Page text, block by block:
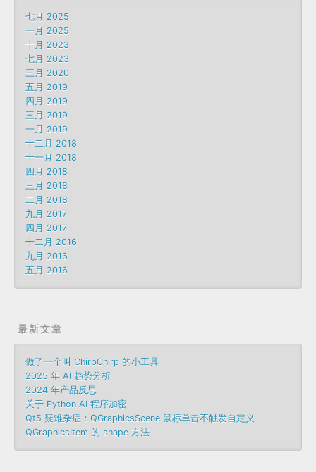
七月 2025
一月 2025
十月 2023
七月 2023
三月 2020
五月 2019
四月 2019
三月 2019
一月 2019
十二月 2018
十一月 2018
四月 2018
三月 2018
二月 2018
九月 2017
四月 2017
十二月 2016
九月 2016
五月 2016
最新文章
做了一个叫 ChirpChirp 的小工具
2025 年 AI 趋势分析
2024 年产品反思
关于 Python AI 程序加密
Qt5 疑难杂症：QGraphicsScene 鼠标单击不触发自定义
QGraphicsItem 的 shape 方法